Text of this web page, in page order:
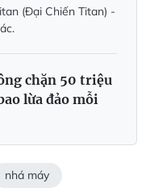
(Đại Chiến Titan) -
chặn 50 triệu
lừa đảo mỗi
nhá máy